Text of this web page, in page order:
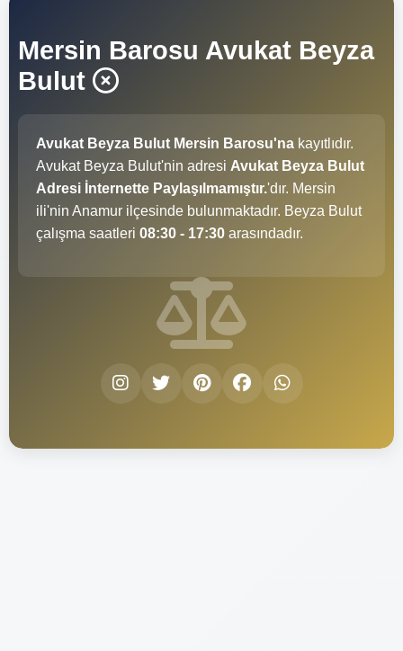
Mersin Barosu Avukat Beyza
Bulut
Avukat Beyza Bulut Mersin Barosu'na kayıtlıdır.
Avukat Beyza Bulut'nin adresi Avukat Beyza Bulut
Adresi İnternette Paylaşılmamıştır.'dır. Mersin
ili'nin Anamur ilçesinde bulunmaktadır. Beyza Bulut
çalışma saatleri 08:30 - 17:30 arasındadır.